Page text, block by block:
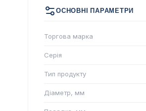
ОСНОВНІ ПАРАМЕТРИ
Торгова марка
Серія
Тип продукту
Діаметр, мм